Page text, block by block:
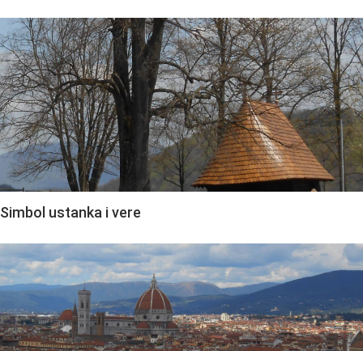
Simbol ustanka i vere